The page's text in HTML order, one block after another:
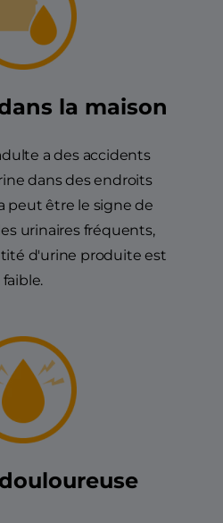
la maison
a des accidents
dans des endroits
peut être le signe de
urinaires fréquents,
d'urine produite est
faible.